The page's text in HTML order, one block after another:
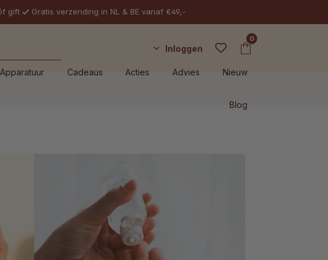
gift Gratis verzending in NL & BE vanaf €49,-
Inloggen
0
Apparatuur Cadeaus Acties Advies Nieuw
Blog